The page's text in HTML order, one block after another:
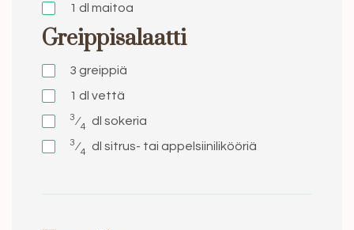
1 dl maitoa
Greippisalaatti
3 greippiä
1 dl vettä
3⁄4 dl sokeria
3⁄4 dl sitrus- tai appelsiinilikööriä